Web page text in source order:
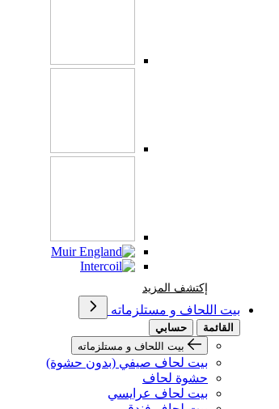
إكتشف المزيد
بيت اللحاف و مستلزماته
القائمة
حسابي
بيت اللحاف و مستلزماته
بيت لحاف صيفي (بدون حشوة)
حشوة لحاف
بيت لحاف عرايسي